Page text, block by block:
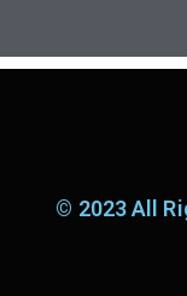
© 2023 All